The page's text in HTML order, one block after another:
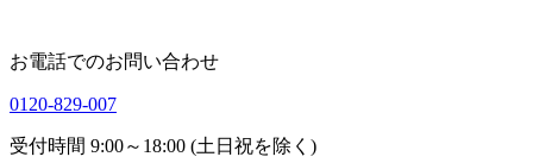
お電話でのお問い合わせ
0120-829-007
受付時間 9:00～18:00 (土日祝を除く)